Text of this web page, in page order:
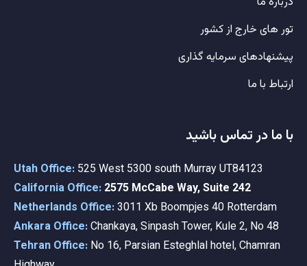
تور های خارج از کشور
پیشنهادهای سرمایه گذاری
ارتباط با ما
با ما در تماس باشید
Utah Office: 525 West 5300 south Murray UT84123
California Office: 2575 McCabe Way, Suite 242
Netherlands Office:3011 Xb Boompjes 40 Rotterdam
Ankara Office:Chankaya, Sinpash Tower, Kule 2, No 48
Tehran Office: No 16, Parsian Esteghlal hotel, Chamran